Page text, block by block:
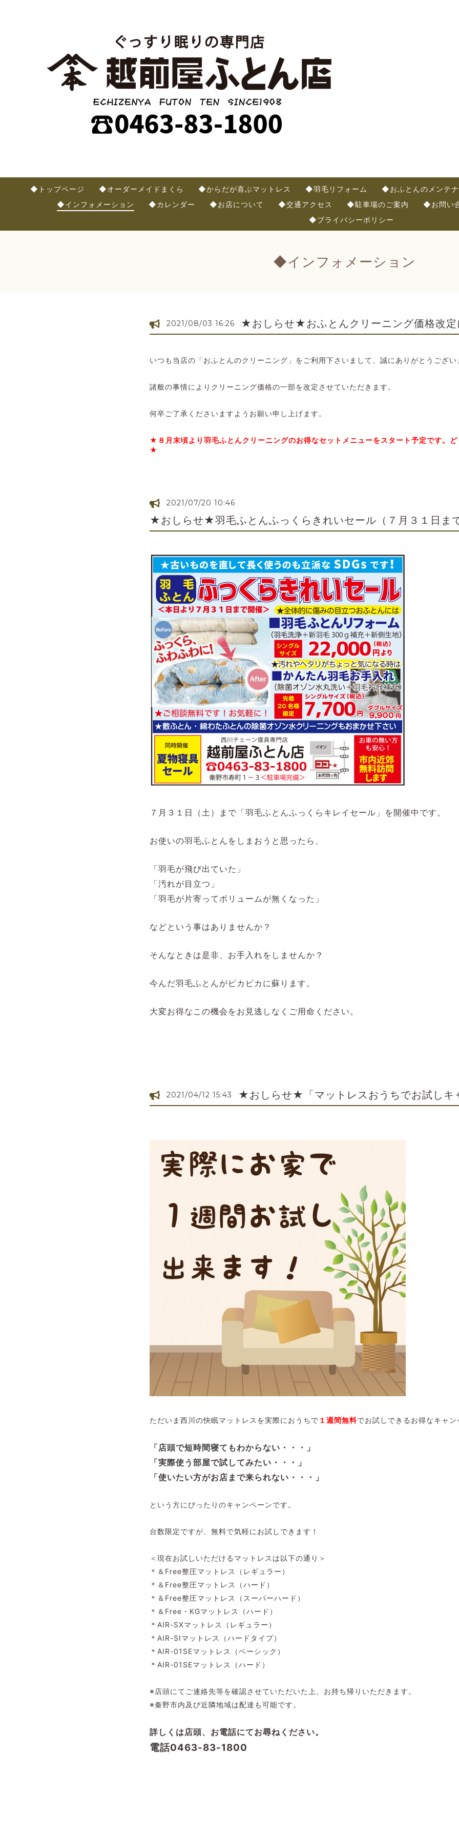
◆トップページ ◆オーダーメイドまくら ◆からだが喜ぶマットレス ◆羽毛リフォーム
◆おふとんのメンテ
◆インフォメーション
◆カレンダー ◆お店について ◆交通アクセス ◆駐車場のご案内
◆お問い
◆プライバシーポリシー
◆インフォメーション
2021/08/03 16:26 ★おしらせ★おふとんクリーニング価格改定
いつも当店の「おふとんのクリーニング」をご利用下さいまして、誠にありがとうござい
諸般の事情によりクリーニング価格の一部を改定させていただきます。
何卒ご了承くださいますようお願い申し上げます。
★８月末頃より羽毛ふとんクリーニングのお得なセットメニューをスタート予定です。
★
2021/07/20 10:46
★おしらせ★羽毛ふとんふっくらきれいセール（７月３１日ま
７月３１日（土）まで「羽毛ふとんふっくらキレイセール」を開催中です。
お使いの羽毛ふとんをしまおうと思ったら、
「羽毛が飛び出ていた」
「汚れが目立つ」
「羽毛が片寄ってボリュームが無くなった」
などという事はありませんか？
そんなときは是非、お手入れをしませんか？
今んだ羽毛ふとんがピカピカに蘇ります。
大変お得なこの機会をお見逃しなくご用命ください。
2021/04/12 15:43 ★おしらせ★「マットレスおうちでお試しキ
ただいま西川の快眠マットレスを実際におうちで １週間無料でお試しできるお得なキャ
「店頭で短時間寝てもわからない・・・」
「実際使う部屋で試してみたい・・・」
「使いたい方がお店まで来られない・・・」
という方にぴったりのキャンペーンです。
台数限定ですが、無料で気軽にお試しできます！
＜現在お試しいただけるマットレスは以下の通り＞
＊＆Free整圧マットレス（レギュラー）
＊＆Free整圧マットレス（ハード）
＊＆Free整圧マットレス（スーパーハード）
＊＆Free・KGマットレス（ハード）
＊AIR-SXマットレス（レギュラー）
＊AIR-SIマットレス（ハードタイプ）
＊AIR-01SEマットレス（ベーシック）
＊AIR-01SEマットレス（ハード）
※店頭にてご連絡先等を確認させていただいた上、お持ち帰りいただきます。
※秦野市内及び近隣地域は配達も可能です。
詳しくは店頭、お電話にてお尋ねください。
電話0463-83-1800